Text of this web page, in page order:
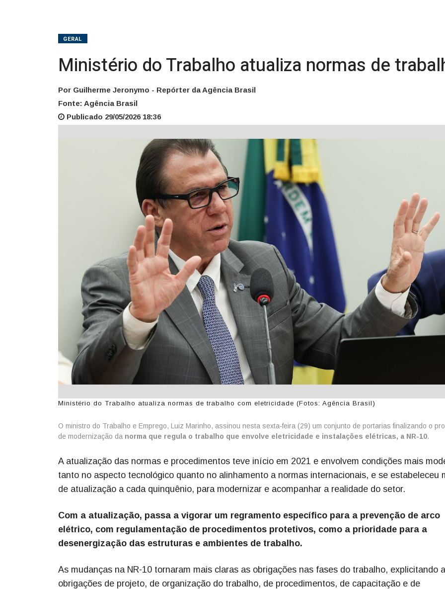
GERAL
Ministério do Trabalho atualiza normas de
Por Guilherme Jeronymo - Repórter da Agência Brasil
Fonte: Agência Brasil
Publicado 29/05/2026 18:36
Ministério do Trabalho atualiza normas de trabalho com eletricidade (Fotos: Agência Brasil)
O ministro do Trabalho e Emprego, Luiz Marinho, assinou nesta sexta-feira (29) um conjunto de portarias finalizando o
de modernização da norma que regula o trabalho que envolve eletricidade e instalações elétricas, a NR-10.
A atualização das normas e procedimentos teve início em 2021 e envolvem condições mais
tanto no aspecto tecnológico quanto no alinhamento a normas internacionais, e se estabeleceu
de atualização a cada quinquênio, para modernizar e acompanhar a realidade do setor.
Com a atualização, passa a vigorar um regramento específico para a prevenção de arco
elétrico, com regulamentação de procedimentos protetivos, como a prioridade para a
desenergização das estruturas e ambientes de trabalho.
As mudanças na NR-10 tornaram mais claras as obrigações nas fases do trabalho, explicitando
obrigações de projeto, de organização do trabalho, de procedimentos, de capacitação e de